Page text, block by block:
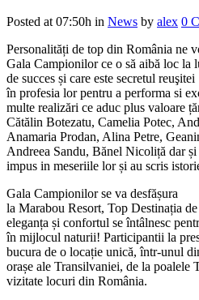
Posted at 07:50h in News by alex 0
Personalități de top din România ne
Gala Campionilor ce o să aibă loc la
de succes și care este secretul reuşitei
în profesia lor pentru a performa si
multe realizări ce aduc plus valoare
Cătălin Botezatu, Camelia Potec,
Anamaria Prodan, Alina Petre,
Andreea Sandu, Bănel Nicoliță dar
impus in meseriile lor și au scris
Gala Campionilor se va desfășura
la Marabou Resort, Top Destinația
eleganța și confortul se întâlnesc
în mijlocul naturii! Participantii la
bucura de o locație unică, într-unul
orașe ale Transilvaniei, de la poalele
vizitate locuri din România.